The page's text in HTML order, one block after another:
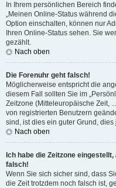
In Ihrem persönlichen Bereich
„Meinen Online-Status während
Option einschalten, können nur
Ihren Online-Status sehen. Sie
gezählt.
Nach oben
Die Forenuhr geht falsch!
Möglicherweise entspricht die
diesem Fall sollten Sie im
Zeitzone (Mitteleuropäische Zeit,
von registrierten Benutzern
sind, ist dies ein guter Grund, dies
Nach oben
Ich habe die Zeitzone
falsch!
Wenn Sie sich sicher sind, dass
die Zeit trotzdem noch falsch ist,